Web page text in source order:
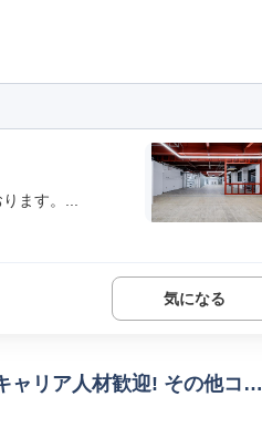
ます。...
気になる
ャリア人材歓迎! その他コー